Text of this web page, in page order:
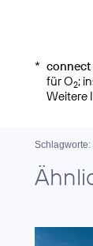
*
für O2;
Weitere
Schlagworte: